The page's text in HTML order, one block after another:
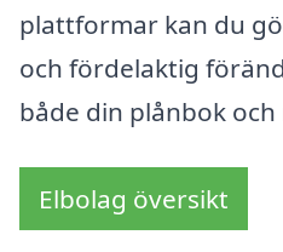
plattformar kan du
och fördelaktig
både din plånbok och
Elbolag översikt